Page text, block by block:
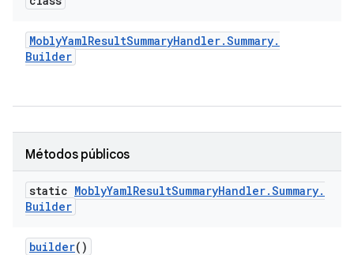
MoblyYamlResultSummaryHandler.Summary.
Builder
Métodos públicos
static MoblyYamlResultSummaryHandler.Summary.
Builder
builder()